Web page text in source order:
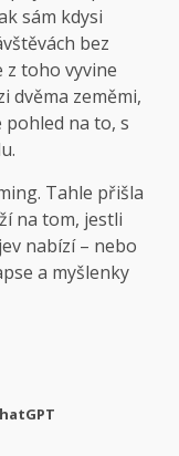
sám kdysi
bez
toho vyvine
dvěma zeměmi,
na to, s
Tahle přišla
na tom, jestli
nabízí – nebo
a myšlenky